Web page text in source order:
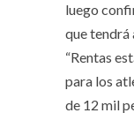
luego
que tendrá
“Rentas
para los
de 12 mil